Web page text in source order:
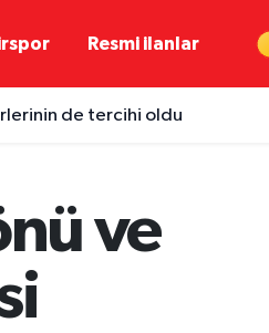
Resmi ilanlar
de tercihi oldu
ve